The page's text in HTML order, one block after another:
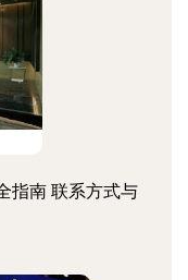
指南 联系方式与